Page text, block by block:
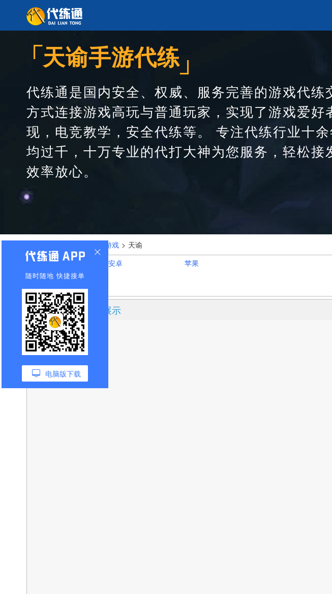
┌天谕手游代练┘
代练通是国内安全、权威、服务完善的游戏代练
方式连接游戏高玩与普通玩家，实现了游戏爱好
现，电竞教学，安全代练等。 专注代练行业十
均过千，十万专业的代打大神为您服务，轻松接
效率放心。
全部游戏 > 天谕
游戏大区选择：
安卓 苹果
《天谕》代练订单展示
随时随地 快捷接单
电脑版下载